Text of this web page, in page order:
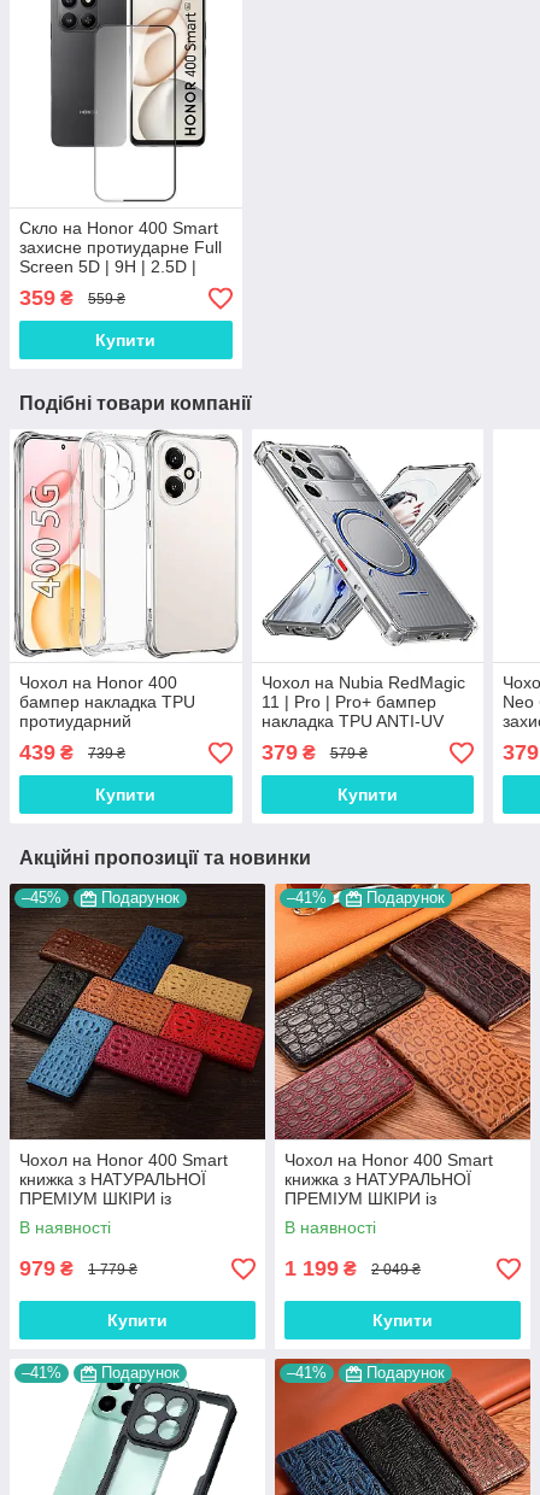
Скло на Honor 400 Smart
захисне протиударне Full
Screen 5D | 9H | 2.5D |
Nano - покриття "HYPER"
359 ₴ 559 ₴
Купити
Подібні товари компанії
Чохол на Honor 400
бампер накладка TPU
протиударний
оригінальний Air-Bag кути
прозорий анти-UV
439 ₴ 739 ₴
Купити
Чохол на Nubia RedMagic
11 | Pro | Pro+ бампер
накладка TPU ANTI-UV
оригінальний TPU
прозорий + "AIR-Bag
379₴ 579 ₴
Купити
Neo
379
Акційні пропозиції та новинки
–45% Подарунок
Чохол на Honor 400 Smart
книжка з НАТУРАЛЬНОЇ
ПРЕМІУМ ШКІРИ із
підставкою протиударний
магнітний 3D "CROCOHEAD"
В наявності
979 ₴ 1 779 ₴
Купити
–41% Подарунок
Чохол на Honor 400 Smart
книжка з НАТУРАЛЬНОЇ
ПРЕМІУМ ШКІРИ із
підставкою протиударний
магнітний "JACOSA"
В наявності
1 199 ₴ 2 049 ₴
Купити
–41% Подарунок –41% Подарунок